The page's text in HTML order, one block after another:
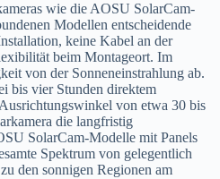
wie die AOSU SolarCam-
Modellen entscheidende
keine Kabel an der
beim Montageort. Im
von der Sonneneinstrahlung ab.
bis vier Stunden direktem
von etwa 30 bis
die langfristig
SolarCam-Modelle mit Panels
Spektrum von gelegentlich
den sonnigen Regionen am